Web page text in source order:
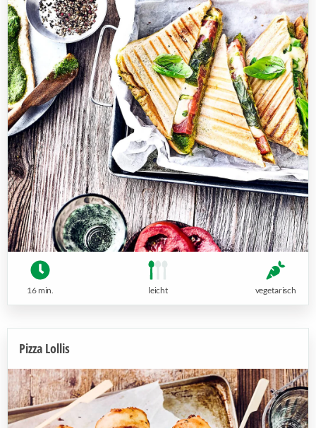
16 min. leicht vegetarisch
Pizza Lollis